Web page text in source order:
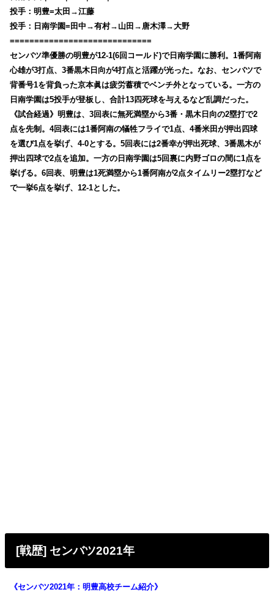
投手：明豊=太田→江藤
投手：日南学園=田中→有村→山田→唐木澤→大野
=============================
センバツ準優勝の明豊が12-1(6回コールド)で日南学園に勝利。1番阿南
心雄が3打点、3番黒木日向が4打点と活躍が光った。なお、センバツで
背番号1を背負った京本眞は疲労蓄積でベンチ外となっている。一方の
日南学園は5投手が登板し、合計13四死球を与えるなど乱調だった。
《試合経過》明豊は、3回表に無死満塁から3番・黒木日向の2塁打で2
点を先制。4回表には1番阿南の犠牲フライで1点、4番米田が押出四球
を選び1点を挙げ、4-0とする。5回表には2番幸が押出死球、3番黒木が
押出四球で2点を追加。一方の日南学園は5回裏に内野ゴロの間に1点を
挙げる。6回表、明豊は1死満塁から1番阿南が2点タイムリー2塁打など
で一挙6点を挙げ、12-1とした。
[戦歴] センバツ2021年
《センバツ2021年：明豊高校チーム紹介》